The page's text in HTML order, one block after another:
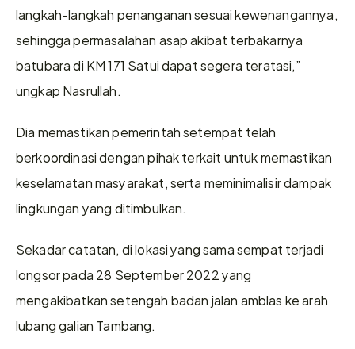
langkah-langkah penanganan sesuai kewenangannya,
sehingga permasalahan asap akibat terbakarnya
batubara di KM 171 Satui dapat segera teratasi,”
ungkap Nasrullah.
Dia memastikan pemerintah setempat telah
berkoordinasi dengan pihak terkait untuk memastikan
keselamatan masyarakat, serta meminimalisir dampak
lingkungan yang ditimbulkan.
Sekadar catatan, di lokasi yang sama sempat terjadi
longsor pada 28 September 2022 yang
mengakibatkan setengah badan jalan amblas ke arah
lubang galian Tambang.